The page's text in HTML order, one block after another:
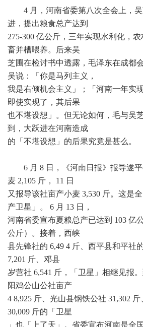
4 月，河南省委第八次全会上，吴
进，提出粮食总产达到
275-300 亿公斤，三年实现水利化，
畜并槽喂养。后来吴
芝圃在检讨书中透露，毛泽东在成都
吴说：「你是马列主义，
我是右倾机会主义」；「河南一年实
即使实现了，其后果
也不堪设想」。但无论如何，毛与吴
到，大跃进在河南造成
的「不堪设想」的后果究竟是甚么。
6 月 8 日，《河南日报》报导遂平
麦 2,105 斤， 11 日
又报导该社亩产小麦 3,530 斤。这是
产卫星」。 6 月 13 日，
河南省委宣布夏粮总产已达到 103 亿
公斤）。接着，西峡
县先锋社的 6,49 4 斤、西平县和平社
7,201 斤、邓县
岁营社 6,541 斤，「卫星」相继见报
阳鸡公山公社亩产
4 8,925 斤、光山县钢铁公社 31,302
30,009 斤的「卫星
」也「上了天」。省委宣布河南是全